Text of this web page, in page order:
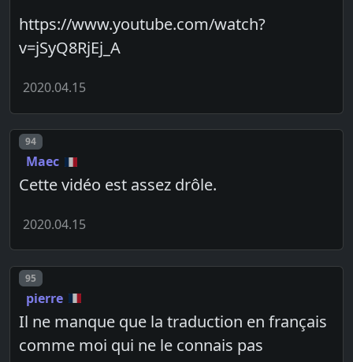
https://www.youtube.com/watch?
v=jSyQ8RjEj_A
2020.04.15
Post number
94
Maec
Cette vidéo est assez drôle.
2020.04.15
Post number
95
pierre
Il ne manque que la traduction en français
comme moi qui ne le connais pas